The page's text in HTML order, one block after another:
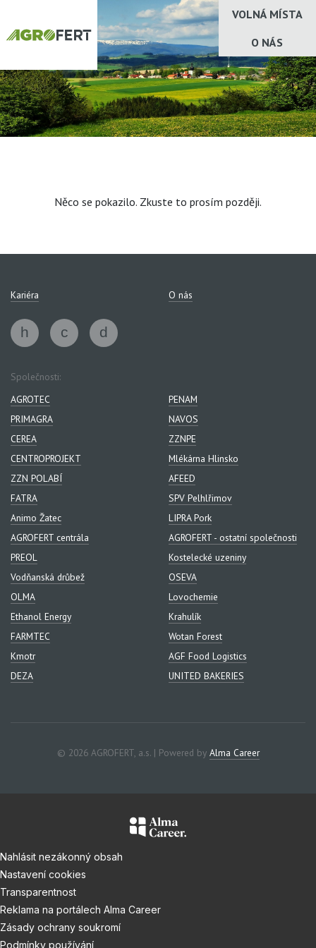
VOLNÁ MÍSTA
O NÁS
Něco se pokazilo. Zkuste to prosím později.
Kariéra O nás
Společnosti:
AGROTEC
PENAM
PRIMAGRA
NAVOS
CEREA
ZZNPE
CENTROPROJEKT
Mlékárna Hlinsko
ZZN POLABÍ
AFEED
FATRA
SPV Pelhlřimov
Animo Žatec
LIPRA Pork
AGROFERT centrála
AGROFERT - ostatní společnosti
PREOL
Kostelecké uzeniny
Vodňanská drůbež
OSEVA
OLMA
Lovochemie
Ethanol Energy
Krahulík
FARMTEC
Wotan Forest
Kmotr
AGF Food Logistics
DEZA
UNITED BAKERIES
© 2026 AGROFERT, a.s. | Powered by Alma Career
Nahlásit nezákonný obsah
Nastavení cookies
Transparentnost
Reklama na portálech Alma Career
Zásady ochrany soukromí
Podmínky používání